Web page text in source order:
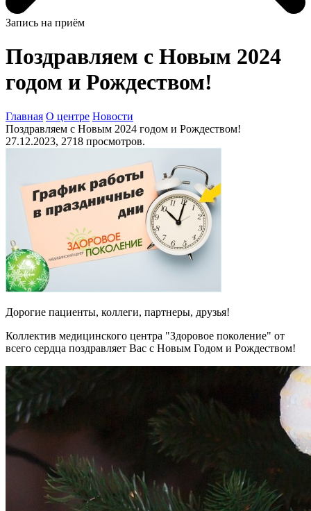
Запись на приём
Поздравляем с Новым 2024
годом и Рождеством!
Главная О центре Новости
Поздравляем с Новым 2024 годом и Рождеством!
27.12.2023, 2718 просмотров.
Дорогие пациенты, коллеги, партнеры, друзья!
Коллектив медицинского центра "Здоровое поколение" от
всего сердца поздравляет Вас с Новым Годом и Рождеством!